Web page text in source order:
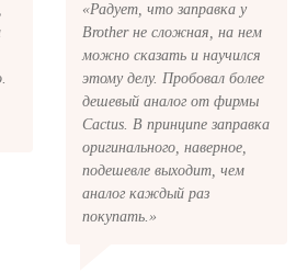
Если вы не
с копией заказа,
с нами через сервис
позвоните.
«Радует, что заправка у
Brother не сложная, на нем
можно сказать и научился
этому делу. Пробовал более
дешевый аналог от фирмы
Cactus. В принципе заправка
оригинального, наверное,
подешевле выходит, чем
аналог каждый раз
покупать.»